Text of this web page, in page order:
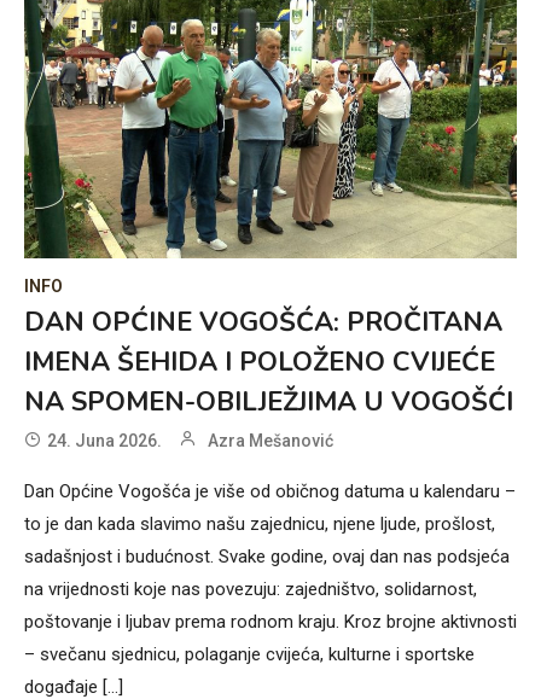
INFO
DAN OPĆINE VOGOŠĆA: PROČITANA
IMENA ŠEHIDA I POLOŽENO CVIJEĆE
NA SPOMEN-OBILJEŽJIMA U VOGOŠĆI
24. Juna 2026. Azra Mešanović
Dan Općine Vogošća je više od običnog datuma u kalendaru –
to je dan kada slavimo našu zajednicu, njene ljude, prošlost,
sadašnjost i budućnost. Svake godine, ovaj dan nas podsjeća
na vrijednosti koje nas povezuju: zajedništvo, solidarnost,
poštovanje i ljubav prema rodnom kraju. Kroz brojne aktivnosti
– svečanu sjednicu, polaganje cvijeća, kulturne i sportske
događaje […]